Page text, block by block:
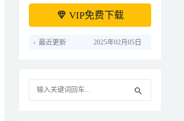
VIP免费下载
最近更新 2025年02月05日